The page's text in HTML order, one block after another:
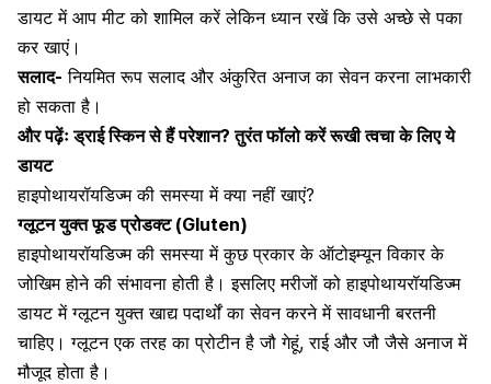
डायट में आप मीट को शामिल करें लेकिन ध्यान रखें कि उसे अच्छे से पका
कर खाएं।
सलाद- नियमित रूप सलाद और अंकुरित अनाज का सेवन करना लाभकारी
हो सकता है।
और पढ़ेंःड्राई स्किन से हैं परेशान? तुरंत फॉलो करें रूखी त्वचा के लिए ये
डायट
हाइपोथायरॉयडिज्म की समस्या में क्या नहीं खाएं?
ग्लूटन युक्त फूड प्रोडक्ट (Gluten)
हाइपोथायरॉयडिज्म की समस्या में कुछ प्रकार के ऑटोइम्यून विकार के
जोखिम होने की संभावना होती है। इसलिए मरीजों को हाइपोथायरॉयडिज्म
डायट में ग्लूटन युक्त खाद्य पदार्थों का सेवन करने में सावधानी बरतनी
चाहिए। ग्लूटन एक तरह का प्रोटीन है जौ गेहूं, राई और जौ जैसे अनाज में
मौजूद होता है।